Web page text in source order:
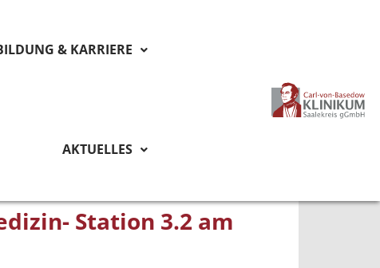
& KARRIERE
AKTUELLES
Station 3.2 am